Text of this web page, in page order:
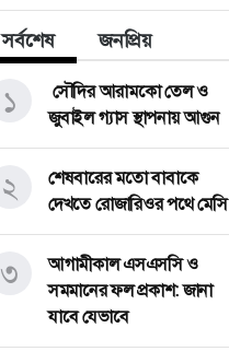
সর্বশেষ জনপ্রিয়
সৌদির আরামকো তেল ও
জুবাইল গ্যাস স্থাপনায় আগুন
১
শেষবারের মতো বাবাকে
দেখতে রোজারিওর পথে মেসি
২
আগামীকাল এসএসসি ও
সমমানের ফল প্রকাশ: জানা
যাবে যেভাবে
৩